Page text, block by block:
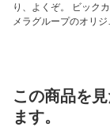
り、よくぞ。 ビックカ
メラグループのオリジ
この商品を
ます。